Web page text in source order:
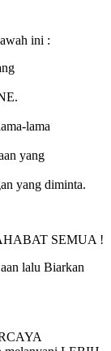
ini :
lama
yang
yang diminta.
SEMUA !
lalu Biarkan